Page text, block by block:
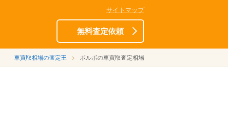
サイトマップ
無料査定依頼
車買取相場の査定王 ボルボの車買取査定相場